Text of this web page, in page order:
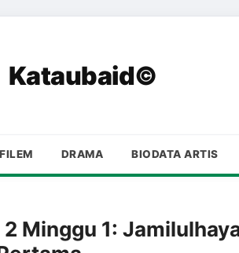
Kataubaid©
DRAMA BIODATA ARTIS
Minggu 1: